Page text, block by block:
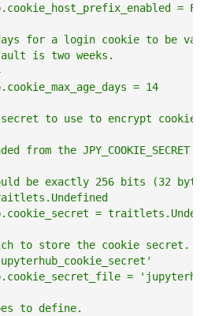
=
for a login cookie to be
is two weeks.
= 14
secret to use to encrypt
from the
be exactly 256 bits (32
=
to store the cookie secret.
=
to define.